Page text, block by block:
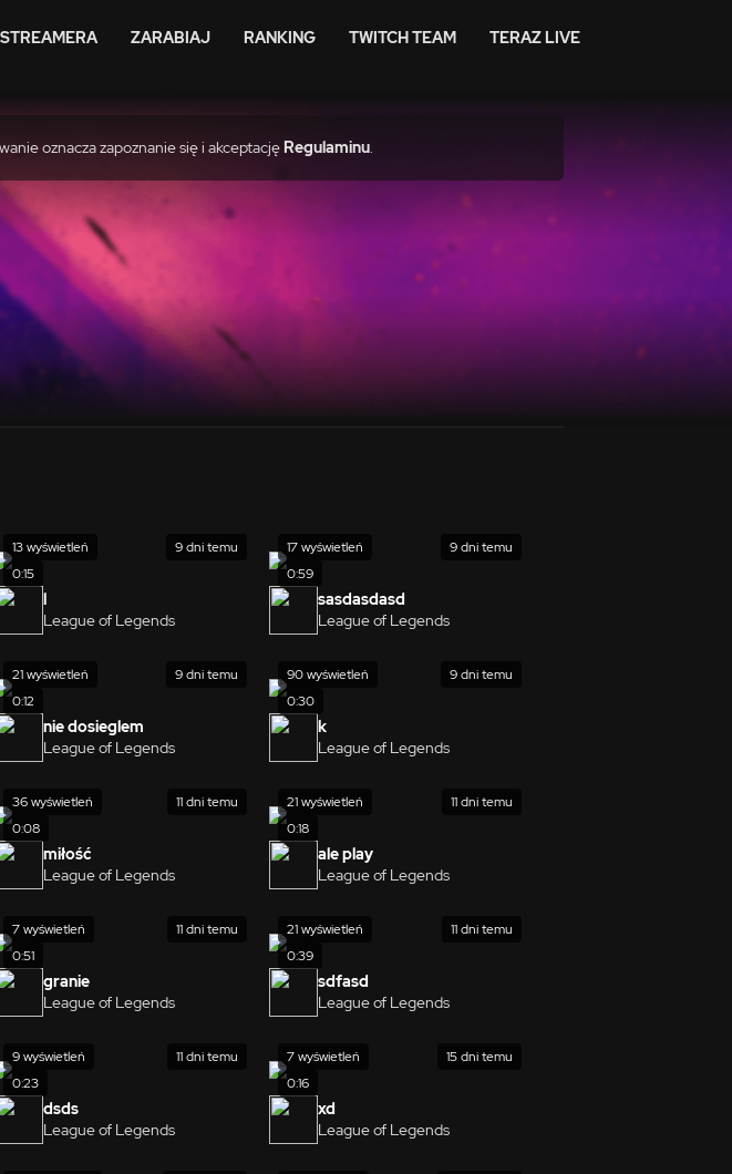
ZARABIAJ RANKING TWITCH TEAM TERAZ LIVE
oznacza zapoznanie się i akceptacjęRegulaminu.
0:15
13 wyświetleń 9 dni temu
l
League of Legends
0:59
17 wyświetleń 9 dni temu
sasdasdasd
League of Legends
0:12
21 wyświetleń 9 dni temu
nie dosieglem
League of Legends
0:30
90 wyświetleń 9 dni temu
k
League of Legends
0:08
36 wyświetleń 11 dni temu
miłość
League of Legends
0:18
21 wyświetleń 11 dni temu
ale play
League of Legends
0:51
7 wyświetleń 11 dni temu
granie
League of Legends
0:39
21 wyświetleń 11 dni temu
sdfasd
League of Legends
0:23
9 wyświetleń 11 dni temu
dsds
League of Legends
0:16
7 wyświetleń 15 dni temu
xd
League of Legends